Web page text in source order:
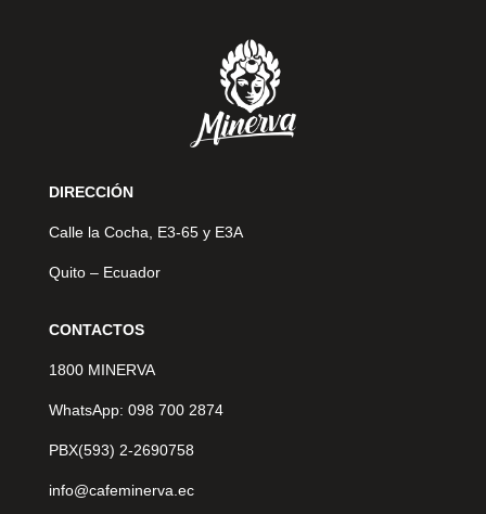
DIRECCIÓN
Calle la Cocha, E3-65 y E3A
Quito – Ecuador
CONTACTOS
1800 MINERVA
WhatsApp: 098 700 2874
PBX(593) 2-2690758
info@cafeminerva.ec